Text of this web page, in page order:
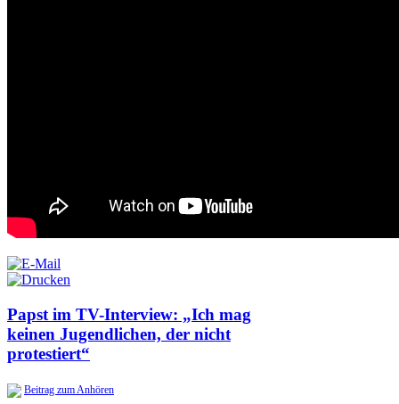
Papst im TV-Interview: „Ich mag
keinen Jugendlichen, der nicht
protestiert“
Beitrag zum Anhören